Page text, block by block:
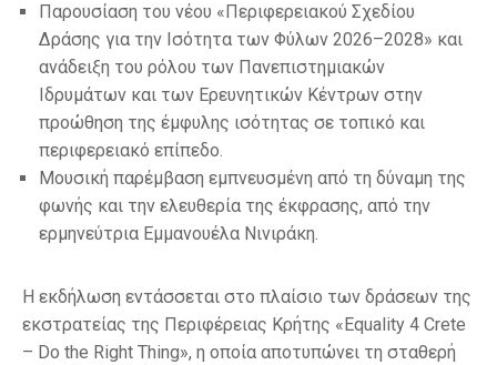
Παρουσίαση του νέου «Περιφερειακού Σχεδίου
Δράσης για την Ισότητα των Φύλων 2026–2028» και
ανάδειξη του ρόλου των Πανεπιστημιακών
Ιδρυμάτων και των Ερευνητικών Κέντρων στην
προώθηση της έμφυλης ισότητας σε τοπικό και
περιφερειακό επίπεδο.
Μουσική παρέμβαση εμπνευσμένη από τη δύναμη της
φωνής και την ελευθερία της έκφρασης, από την
ερμηνεύτρια Εμμανουέλα Νινιράκη.
Η εκδήλωση εντάσσεται στο πλαίσιο των δράσεων της
εκστρατείας της Περιφέρειας Κρήτης «Equality 4 Crete
– Do the Right Thing», η οποία αποτυπώνει τη σταθερή